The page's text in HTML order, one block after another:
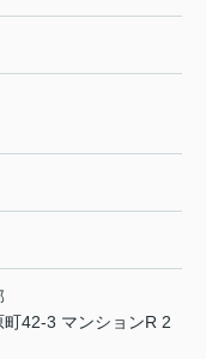
42-3 マンションR 2